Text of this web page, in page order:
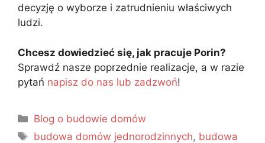
decyzję o wyborze i zatrudnieniu właściwych
ludzi.
Chcesz dowiedzieć się, jak pracuje Porin?
Sprawdź nasze poprzednie realizacje, a w razie
pytań napisz do nas lub zadzwoń!
Blog o budowie domów
budowa domów jednorodzinnych, budowa